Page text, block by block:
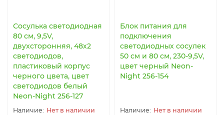
Сосулька светодиодная
80 см, 9,5V,
двухсторонняя, 48х2
светодиодов,
пластиковый корпус
черного цвета, цвет
светодиодов белый
Neon-Night 256-127
Нет в наличии
Блок питания для
подключения
светодиодных сосулек
50 см и 80 см, 230-9,5V,
цвет черный Neon-
Night 256-154
Нет в наличии